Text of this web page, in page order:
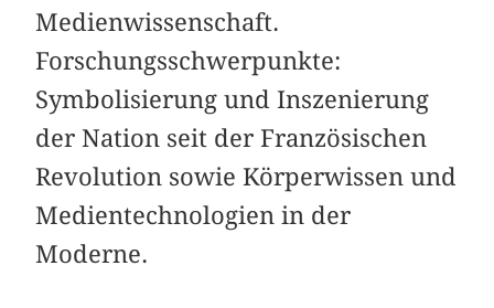
Medienwissenschaft.
Forschungsschwerpunkte:
Symbolisierung und Inszenierung
der Nation seit der Französischen
Revolution sowie Körperwissen und
Medientechnologien in der
Moderne.